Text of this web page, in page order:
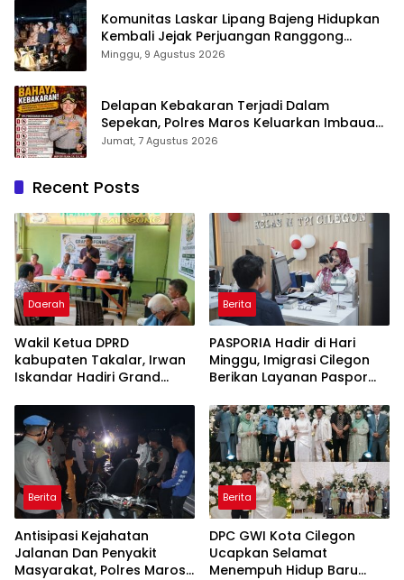
Komunitas Laskar Lipang Bajeng Hidupkan
Kembali Jejak Perjuangan Ranggong
Daeng Romo, Wabup Takalar: Apresiasi
Minggu, 9 Agustus 2026
Delapan Kebakaran Terjadi Dalam
Sepekan, Polres Maros Keluarkan Imbauan
kepada Masyarakat
Jumat, 7 Agustus 2026
Recent Posts
Daerah
Wakil Ketua DPRD
kabupaten Takalar, Irwan
Iskandar Hadiri Grand
Pertama di Takalar,
Melayani Terapis Gratis
untuk Pasien Dhuafa dan
umum.
Berita
PASPORIA Hadir di Hari
Minggu, Imigrasi Cilegon
Berikan Layanan Paspor
Gratis
Berita
Antisipasi Kejahatan
Jalanan Dan Penyakit
Masyarakat, Polres Maros
Berita
DPC GWI Kota Cilegon
Ucapkan Selamat
Menempuh Hidup Baru